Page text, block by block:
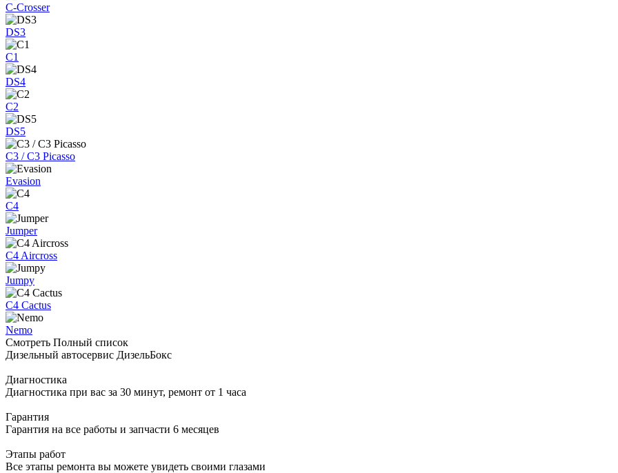
C-Crosser
DS3
C1
DS4
C2
DS5
C3 / C3 Picasso
Evasion
C4
Jumper
C4 Aircross
Jumpy
C4 Cactus
Nemo
Смотреть Полный список
Дизельный автосервис ДизельБокс
Диагностика
Диагностика при вас за 30 минут, ремонт от 1 часа
Гарантия
Гарантия на все работы и запчасти 6 месяцев
Этапы работ
Все этапы ремонта вы можете увидеть своими глазами